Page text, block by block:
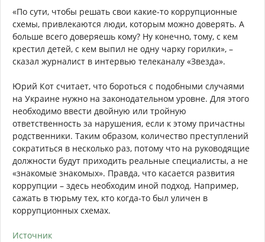
«По сути, чтобы решать свои какие-то коррупционные
схемы, привлекаются люди, которым можно доверять. А
больше всего доверяешь кому? Ну конечно, тому, с кем
крестил детей, с кем выпил не одну чарку горилки», –
сказал журналист в интервью телеканалу «Звезда».
Юрий Кот считает, что бороться с подобными случаями
на Украине нужно на законодательном уровне. Для этого
необходимо ввести двойную или тройную
ответственность за нарушения, если к этому причастны
родственники. Таким образом, количество преступлений
сократиться в несколько раз, потому что на руководящие
должности будут приходить реальные специалисты, а не
«знакомые знакомых». Правда, что касается развития
коррупции – здесь необходим иной подход. Например,
сажать в тюрьму тех, кто когда-то был уличен в
коррупционных схемах.
Источник